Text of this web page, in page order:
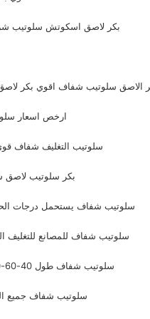
بكر لاصق اسكوتش سلوتيب
الاصق سلوتيب شفاف اقوي بكر
ارخص اسعار
سلوتيب التغليف شفاف
بكر سلوتيب
سلوتيب شفاف يستحمل درجات
سلوتيب شفاف للمصانع للتغليف اليدوي
سلوتيب شفاف طول 40-60-100-150-200-300 يارده
سلوتيب شفاف جميع